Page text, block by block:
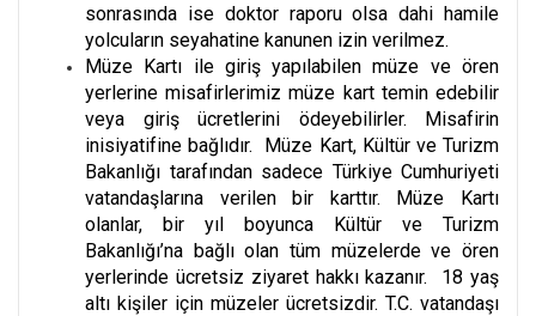
sonrasında ise doktor raporu olsa dahi hamile
yolcuların seyahatine kanunen izin verilmez.
Müze Kartı ile giriş yapılabilen müze ve ören
yerlerine misafirlerimiz müze kart temin edebilir
veya giriş ücretlerini ödeyebilirler. Misafirin
inisiyatifine bağlıdır. Müze Kart, Kültür ve Turizm
Bakanlığı tarafından sadece Türkiye Cumhuriyeti
vatandaşlarına verilen bir karttır. Müze Kartı
olanlar, bir yıl boyunca Kültür ve Turizm
Bakanlığı’na bağlı olan tüm müzelerde ve ören
yerlerinde ücretsiz ziyaret hakkı kazanır. 18 yaş
altı kişiler için müzeler ücretsizdir. T.C. vatandaşı